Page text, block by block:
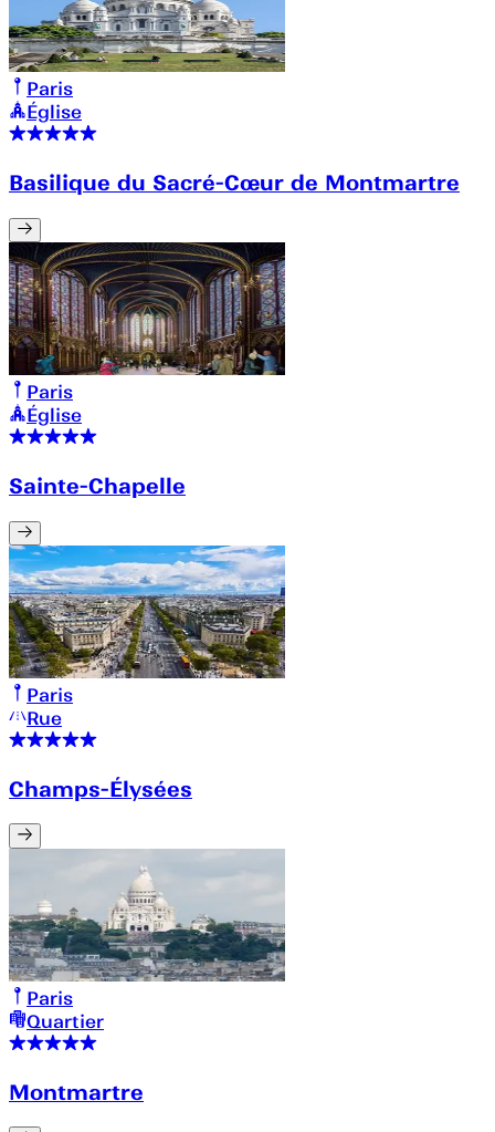
Paris
Église
Basilique du Sacré-Cœur de Montmartre
Paris
Église
Sainte-Chapelle
Paris
Rue
Champs-Élysées
Paris
Quartier
Montmartre